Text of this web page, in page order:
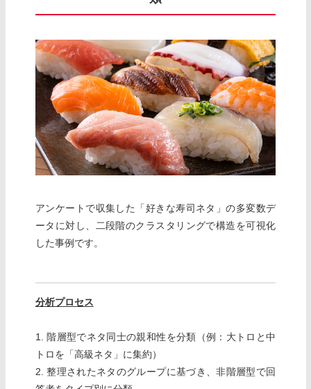
アンケートで収集した「好きな寿司ネタ」の多変数デ
ータに対し、二段階のクラスタリングで構造を可視化
した事例です。
分析プロセス
1. 階層型でネタ同士の親和性を分類（例：大トロと中
トロを「高級ネタ」に集約）
2. 整理されたネタのグループに基づき、非階層型で回